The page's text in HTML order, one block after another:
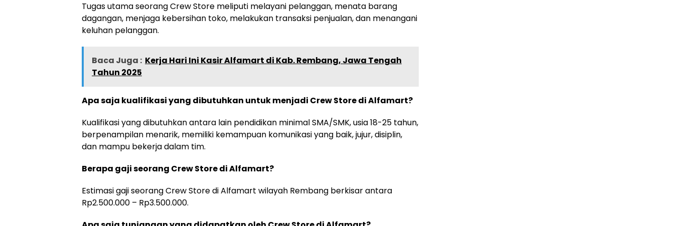
Tugas utama seorang Crew Store meliputi melayani pelanggan, menata barang
dagangan, menjaga kebersihan toko, melakukan transaksi penjualan, dan menangani
keluhan pelanggan.
Baca Juga : Kerja Hari Ini Kasir Alfamart di Kab. Rembang, Jawa Tengah
Tahun 2025
Apa saja kualifikasi yang dibutuhkan untuk menjadi Crew Store di Alfamart?
Kualifikasi yang dibutuhkan antara lain pendidikan minimal SMA/SMK, usia 18-25 tahun,
berpenampilan menarik, memiliki kemampuan komunikasi yang baik, jujur, disiplin,
dan mampu bekerja dalam tim.
Berapa gaji seorang Crew Store di Alfamart?
Estimasi gaji seorang Crew Store di Alfamart wilayah Rembang berkisar antara
Rp2.500.000 – Rp3.500.000.